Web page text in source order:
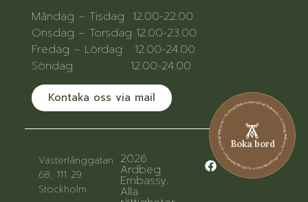
Ardbeg Embassy • Ardbeg Embassy • Ardbeg Embassy • Ardbeg Embassy • Ardbeg Embassy • Ardbeg Embassy
Boka bord
Måndag – Tisdag 12.00-22.00
Onsdag – Torsdag 12.00-23.00
Fredag – Lördag 12.00-24.00
Söndag 12.00-24.00
Kontaka oss via mail
Västerlånggatan
68, 111 29
Stockholm
2026
Ardbeg
Embassy.
Alla